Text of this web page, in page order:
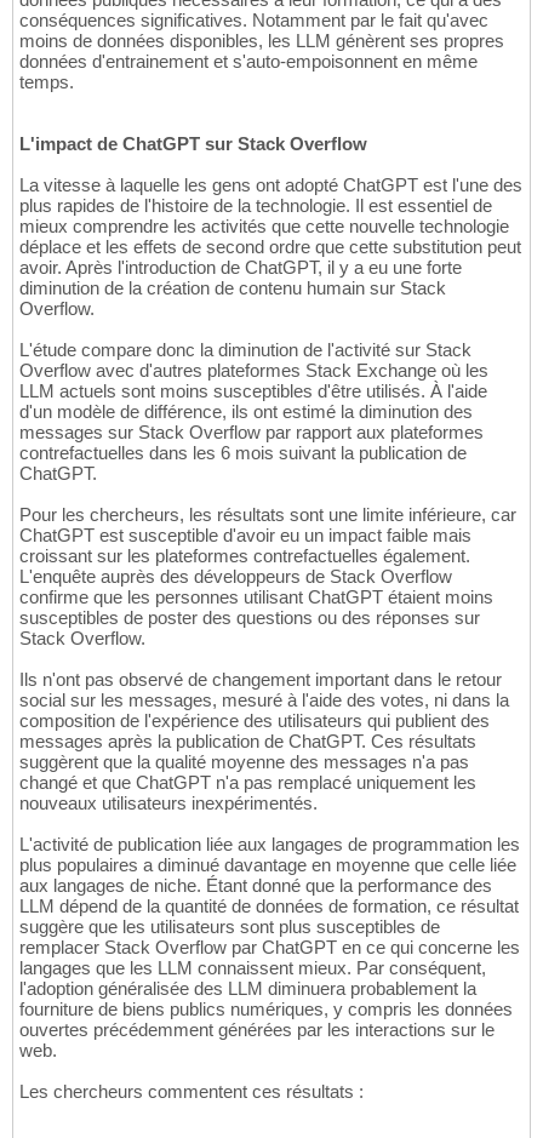
conséquences significatives. Notamment par le fait qu'avec
moins de données disponibles, les LLM génèrent ses propres
données d'entrainement et s'auto-empoisonnent en même
temps.
L'impact de ChatGPT sur Stack Overflow
La vitesse à laquelle les gens ont adopté ChatGPT est l'une des
plus rapides de l'histoire de la technologie. Il est essentiel de
mieux comprendre les activités que cette nouvelle technologie
déplace et les effets de second ordre que cette substitution peut
avoir. Après l'introduction de ChatGPT, il y a eu une forte
diminution de la création de contenu humain sur Stack
Overflow.
L'étude compare donc la diminution de l'activité sur Stack
Overflow avec d'autres plateformes Stack Exchange où les
LLM actuels sont moins susceptibles d'être utilisés. À l'aide
d'un modèle de différence, ils ont estimé la diminution des
messages sur Stack Overflow par rapport aux plateformes
contrefactuelles dans les 6 mois suivant la publication de
ChatGPT.
Pour les chercheurs, les résultats sont une limite inférieure, car
ChatGPT est susceptible d'avoir eu un impact faible mais
croissant sur les plateformes contrefactuelles également.
L'enquête auprès des développeurs de Stack Overflow
confirme que les personnes utilisant ChatGPT étaient moins
susceptibles de poster des questions ou des réponses sur
Stack Overflow.
Ils n'ont pas observé de changement important dans le retour
social sur les messages, mesuré à l'aide des votes, ni dans la
composition de l'expérience des utilisateurs qui publient des
messages après la publication de ChatGPT. Ces résultats
suggèrent que la qualité moyenne des messages n'a pas
changé et que ChatGPT n'a pas remplacé uniquement les
nouveaux utilisateurs inexpérimentés.
L'activité de publication liée aux langages de programmation les
plus populaires a diminué davantage en moyenne que celle liée
aux langages de niche. Étant donné que la performance des
LLM dépend de la quantité de données de formation, ce résultat
suggère que les utilisateurs sont plus susceptibles de
remplacer Stack Overflow par ChatGPT en ce qui concerne les
langages que les LLM connaissent mieux. Par conséquent,
l'adoption généralisée des LLM diminuera probablement la
fourniture de biens publics numériques, y compris les données
ouvertes précédemment générées par les interactions sur le
web.
Les chercheurs commentent ces résultats :